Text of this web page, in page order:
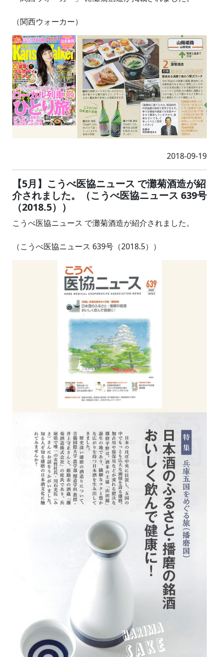
（関西ウォーカー）
2018-09-19
【5月】こうべ医協ニュース で灘菊酒造が紹
介されました。（こうべ医協ニュース 639号
（2018.5））
こうべ医協ニュース で灘菊酒造が紹介されました。
（こうべ医協ニュース 639号（2018.5））